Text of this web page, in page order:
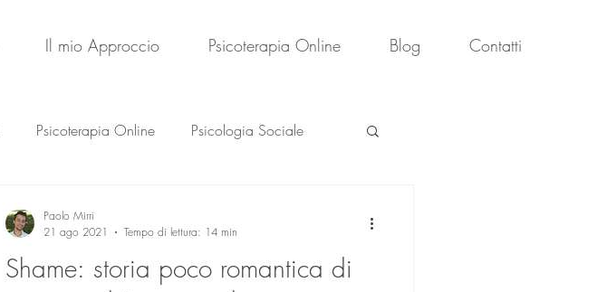
Il mio Approccio Psicoterapia Online Blog Contatti
Psicoterapia Online Psicologia Sociale
Shame: storia poco romantica di
Paolo Mirri
21 ago 2021
Tempo di lettura: 14 min